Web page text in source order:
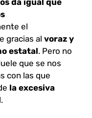
da igual que
el
gracias al voraz y
estatal. Pero no
que se nos
con las que
la excesiva
.